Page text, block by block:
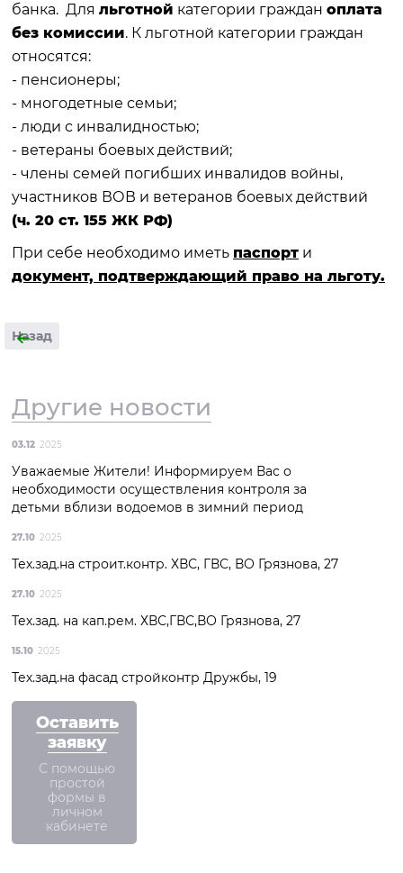
банка. Для льготной категории граждан оплата
без комиссии. К льготной категории граждан
относятся:
- пенсионеры;
- многодетные семьи;
- люди с инвалидностью;
- ветераны боевых действий;
- члены семей погибших инвалидов войны,
участников ВОВ и ветеранов боевых действий
(ч. 20 ст. 155 ЖК РФ)
При себе необходимо иметь паспорт и
документ, подтверждающий право на льготу.
Назад
Оставить
заявку
С помощью
простой
формы в
личном
кабинете
Другие новости
03.12 2025
Уважаемые Жители! Информируем Вас о
необходимости осуществления контроля за
детьми вблизи водоемов в зимний период
27.10 2025
Тех.зад.на строит.контр. ХВС, ГВС, ВО Грязнова, 27
27.10 2025
Тех.зад. на кап.рем. ХВС,ГВС,ВО Грязнова, 27
15.10 2025
Тех.зад.на фасад стройконтр Дружбы, 19